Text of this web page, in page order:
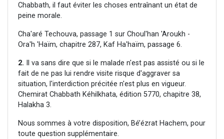
Chabbath, il faut éviter les choses entraînant un état de
peine morale.
Cha'aré Techouva, passage 1 sur Choul'han 'Aroukh -
Ora'h 'Haïm, chapitre 287, Kaf Ha'haïm, passage 6.
2. Il va sans dire que si le malade n'est pas assisté ou si le
fait de ne pas lui rendre visite risque d'aggraver sa
situation, l'interdiction précitée n'est plus en vigueur.
Chemirat Chabbath Kéhilkhata, édition 5770, chapitre 38,
Halakha 3.
Nous sommes à votre disposition, Bé’ézrat Hachem, pour
toute question supplémentaire.